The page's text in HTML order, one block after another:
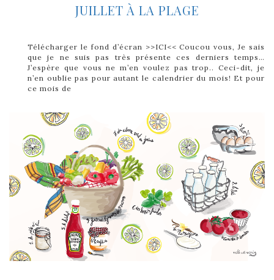
JUILLET À LA PLAGE
Télécharger le fond d’écran >>ICI<< Coucou vous, Je sais
que je ne suis pas très présente ces derniers temps…
J’espère que vous ne m’en voulez pas trop.. Ceci-dit, je
n’en oublie pas pour autant le calendrier du mois! Et pour
ce mois de